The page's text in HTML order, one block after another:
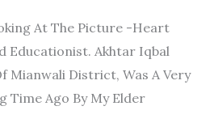
At The Picture -Heart
Educationist. Akhtar Iqbal
Mianwali District, Was A Very
Time Ago By My Elder